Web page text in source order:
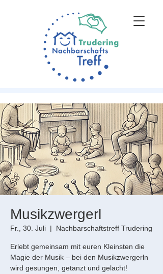
Musikzwergerl
Fr., 30. Juli
  |
Nachbarschaftstreff Trudering
Erlebt gemeinsam mit euren Kleinsten die
Magie der Musik – bei den Musikzwergerln
wird gesungen, getanzt und gelacht!